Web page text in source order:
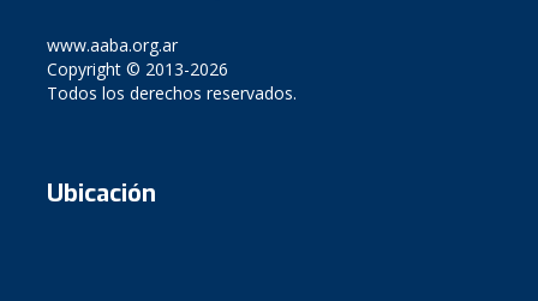
www.aaba.org.ar
Copyright © 2013-2026
Todos los derechos reservados.
Ubicación